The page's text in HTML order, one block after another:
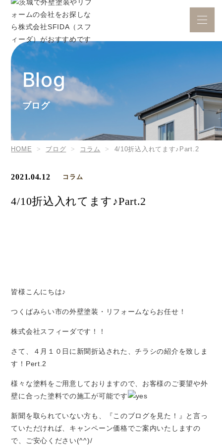
ブログ
HOME ブログ コラム 4/10折込入れてます♪Part.2
2021.04.12 コラム
4/10折込入れてます♪Part.2
皆様こんにちは♪
つくばみらい市の外壁塗装・リフォームならお任せ！
株式会社スフィーダです！！
さて、４月１０日に新聞折込された、チラシの紹介を致しま
す！Pert.2
様々な塗料をご用意しておりますので、お客様のご要望や外
壁に合った塗料での施工が可能です
新聞を取られていない方も、『このブログを見た！』と言っ
ていただければ、キャンペーン価格でご案内いたしますの
で、ご安心ください(^^)/